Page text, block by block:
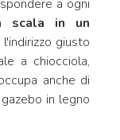
a ogni
scala in un
giusto
a chiocciola,
anche di
in legno